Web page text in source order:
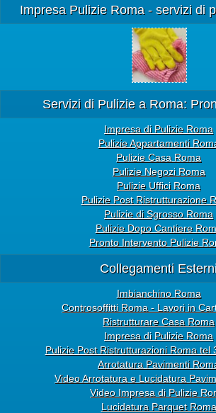
Impresa Pulizie Roma - servizi di
Servizi di Pulizie a Roma:
Impresa di Pulizie Roma
Pulizie Appartamenti
Pulizie Casa Roma
Pulizie Negozi Roma
Pulizie Uffici Roma
Pulizie Post Ristrutturazione
Pulizie di Sgrosso Roma
Pulizie Dopo Cantiere
Pronto Intervento Pulizie
Collegamenti
Imbianchino Roma
Controsoffitti Roma - Lavori in
Ristrutturare Casa Roma
Impresa di Pulizie Roma
Pulizie Post Ristrutturazioni Roma tel
Arrotatura Pavimenti
Video Arrotatura e Lucidatura
Video Impresa di Pulizie
Lucidatura Parquet Roma